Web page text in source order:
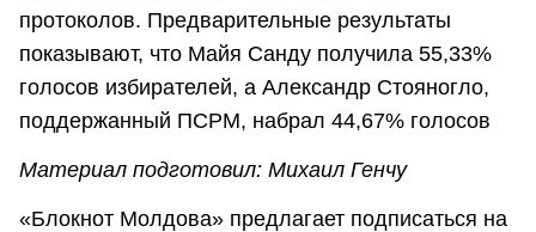
протоколов. Предварительные результаты
показывают, что Майя Санду получила 55,33%
голосов избирателей, а Александр Стояногло,
поддержанный ПСРМ, набрал 44,67% голосов
Материал подготовил: Михаил Генчу
«Блокнот Молдова» предлагает подписаться на